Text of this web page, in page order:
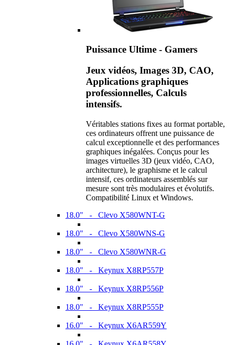
Puissance Ultime - Gamers
Jeux vidéos, Images 3D, CAO,
Applications graphiques
professionnelles, Calculs
intensifs.
Véritables stations fixes au format portable,
ces ordinateurs offrent une puissance de
calcul exceptionnelle et des performances
graphiques inégalées. Conçus pour les
images virtuelles 3D (jeux vidéo, CAO,
architecture), le graphisme et le calcul
intensif, ces ordinateurs assemblés sur
mesure sont très modulaires et évolutifs.
Compatibilité Linux et Windows.
18.0" - Clevo X580WNT-G
18.0" - Clevo X580WNS-G
18.0" - Clevo X580WNR-G
18.0" - Keynux X8RP557P
18.0" - Keynux X8RP556P
18.0" - Keynux X8RP555P
16.0" - Keynux X6AR559Y